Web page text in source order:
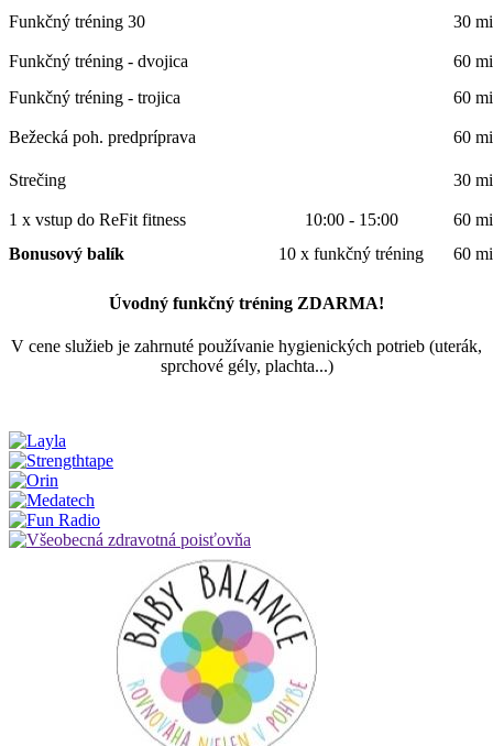
Funkčný tréning 30 30
Funkčný tréning - dvojica
60
Funkčný tréning - trojica
60
Bežecká poh. predpríprava 60
Strečing 30
1 x vstup do ReFit fitness 10:00 - 15:00
60
Bonusový balík
10 x funkčný tréning 60
Úvodný funkčný tréning ZDARMA!
V cene služieb je zahrnuté používanie hygienických potrieb (uterák,
sprchové gély, plachta...)